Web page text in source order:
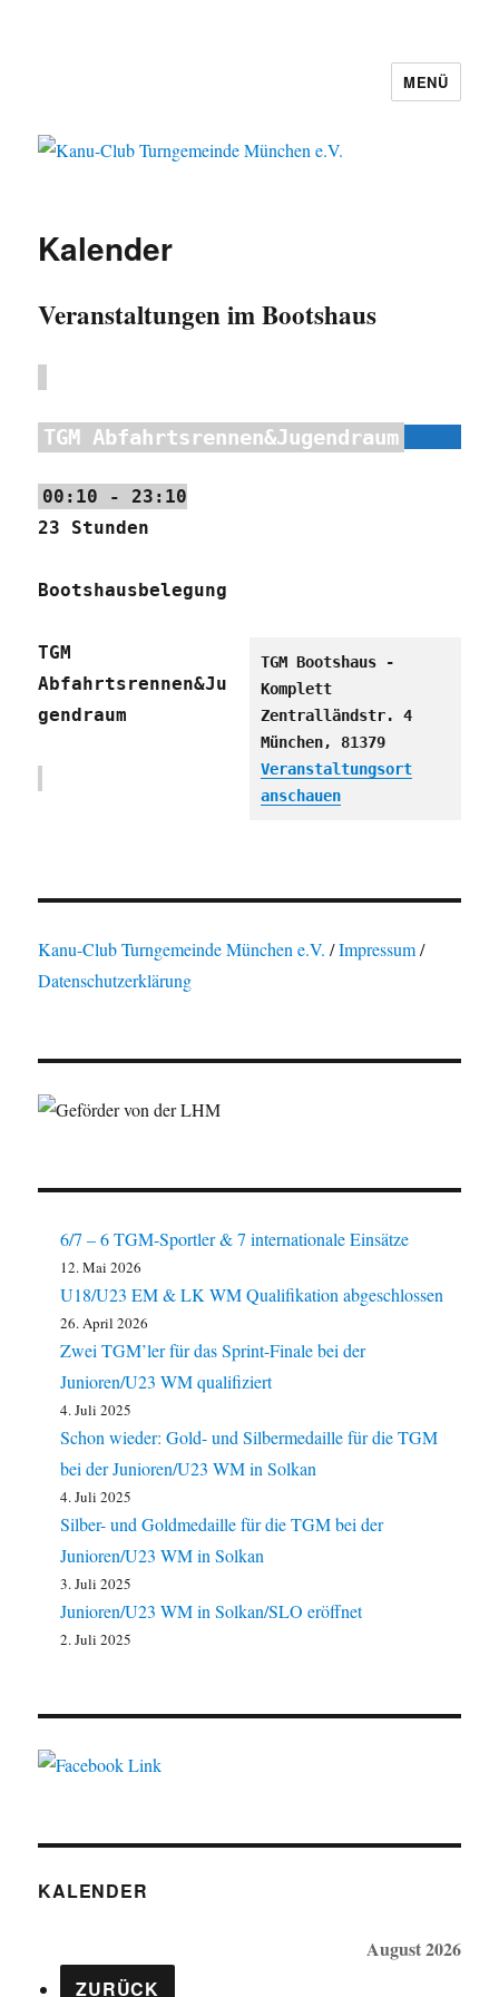
Kanu-Club Turngemeinde München
e.V.
MENÜ
Kalender
Veranstaltungen im Bootshaus
TGM Abfahrtsrennen&Jugendraum
00:10 - 23:10
23 Stunden
Bootshausbelegung
TGM Bootshaus -
Komplett
Zentralländstr. 4
München, 81379
Veranstaltungsort
anschauen
TGM
Abfahrtsrennen&Ju
gendraum
Kanu-Club Turngemeinde München e.V. /Impressum/
Datenschutzerklärung
6/7 – 6 TGM-Sportler & 7 internationale Einsätze
12. Mai 2026
U18/U23 EM & LK WM Qualifikation abgeschlossen
26. April 2026
Zwei TGM’ler für das Sprint-Finale bei der
Junioren/U23 WM qualifiziert
4. Juli 2025
Schon wieder: Gold- und Silbermedaille für die TGM
bei der Junioren/U23 WM in Solkan
4. Juli 2025
Silber- und Goldmedaille für die TGM bei der
Junioren/U23 WM in Solkan
3. Juli 2025
Junioren/U23 WM in Solkan/SLO eröffnet
2. Juli 2025
KALENDER
August 2026
ZURÜCK